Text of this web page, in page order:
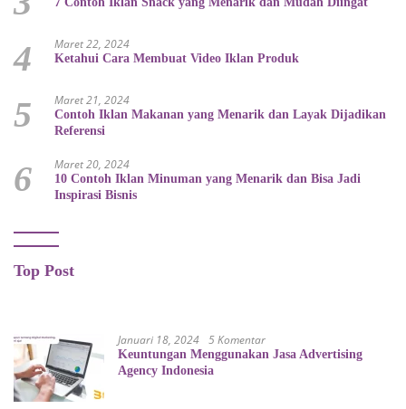
4 Maret 22, 2024
Ketahui Cara Membuat Video Iklan Produk
5 Maret 21, 2024
Contoh Iklan Makanan yang Menarik dan Layak Dijadikan
Referensi
6 Maret 20, 2024
10 Contoh Iklan Minuman yang Menarik dan Bisa Jadi
Inspirasi Bisnis
Top Post
Januari 18, 2024 5 Komentar
Keuntungan Menggunakan Jasa Advertising
Agency Indonesia